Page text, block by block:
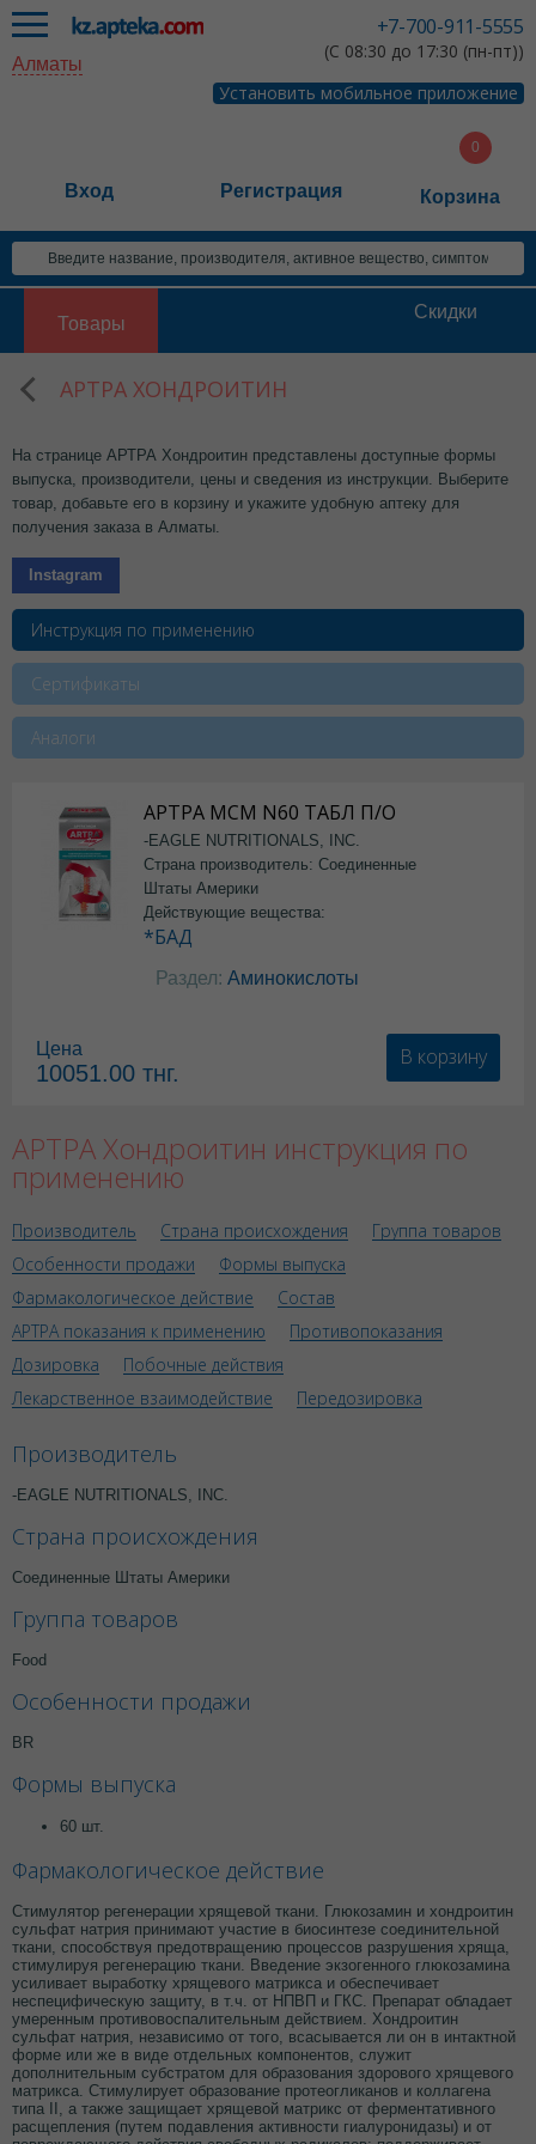
+7-700-911-5555
(С 08:30 до 17:30 (пн-пт))
Установить мобильное приложение
Алматы
Вход Регистрация Корзина
Товары
Скидки
АРТРА ХОНДРОИТИН
На странице АРТРА Хондроитин представлены доступные формы
выпуска, производители, цены и сведения из инструкции. Выберите
товар, добавьте его в корзину и укажите удобную аптеку для
получения заказа в Алматы.
Instagram
Инструкция по применению
Сертификаты
Аналоги
АРТРА МСМ N60 ТАБЛ П/О
-EAGLE NUTRITIONALS, INC.
Страна производитель: Соединенные
Штаты Америки
Действующие вещества:
*БАД
Раздел: Аминокислоты
Цена
10051.00 тнг.
В корзину
АРТРА Хондроитин инструкция по
применению
Производитель Страна происхождения
Группа товаров
Особенности продажи
Формы выпуска
Фармакологическое действие
Состав
АРТРА показания к применению
Противопоказания
Дозировка
Побочные действия
Лекарственное взаимодействие
Передозировка
Производитель
-EAGLE NUTRITIONALS, INC.
Страна происхождения
Соединенные Штаты Америки
Группа товаров
Food
Особенности продажи
BR
Формы выпуска
60 шт.
Фармакологическое действие
Стимулятор регенерации хрящевой ткани. Глюкозамин и хондроитин
сульфат натрия принимают участие в биосинтезе соединительной
ткани, способствуя предотвращению процессов разрушения хряща,
стимулируя регенерацию ткани. Введение экзогенного глюкозамина
усиливает выработку хрящевого матрикса и обеспечивает
неспецифическую защиту, в т.ч. от НПВП и ГКС. Препарат обладает
умеренным противовоспалительным действием. Хондроитин
сульфат натрия, независимо от того, всасывается ли он в интактной
форме или же в виде отдельных компонентов, служит
дополнительным субстратом для образования здорового хрящевого
матрикса. Стимулирует образование протеогликанов и коллагена
типа II, а также защищает хрящевой матрикс от ферментативного
расщепления (путем подавления активности гиалуронидазы) и от